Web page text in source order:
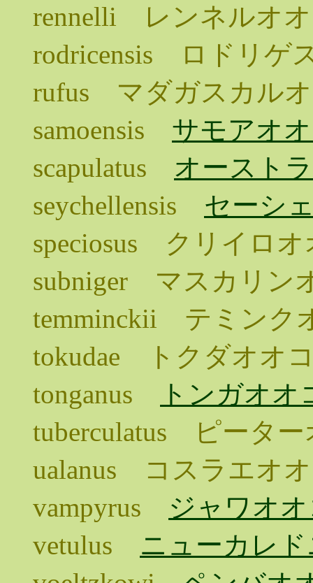
rennelli レンネルオオ
rodricensis ロドリゲ
rufus マダガスカルオ
samoensis サモアオ
scapulatus オースト
seychellensis セーシ
speciosus クリイロオ
subniger マスカリン
temminckii テミンク
tokudae トクダオオ
tonganus
トンガオオ
tuberculatus ピーター
ualanus コスラエオ
vampyrus ジャワオ
vetulus ニューカレ